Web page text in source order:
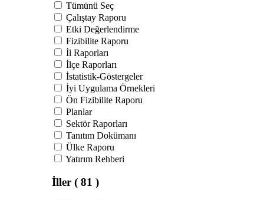
Tümünü Seç
Çalıştay Raporu
Etki Değerlendirme
Fizibilite Raporu
İl Raporları
İlçe Raporları
İstatistik-Göstergeler
İyi Uygulama Örnekleri
Ön Fizibilite Raporu
Planlar
Sektör Raporları
Tanıtım Dokümanı
Ülke Raporu
Yatırım Rehberi
İller ( 81 )